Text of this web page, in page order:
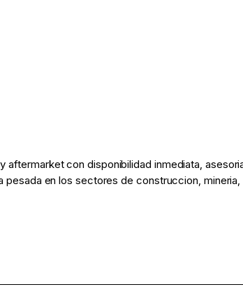
con disponibilidad inmediata,
en los sectores de construccion, mineria,